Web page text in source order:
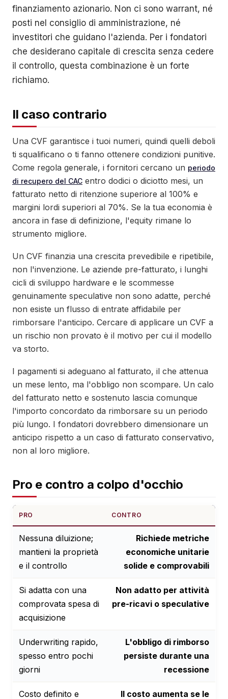
finanziamento azionario. Non ci sono warrant, né
posti nel consiglio di amministrazione, né
investitori che guidano l'azienda. Per i fondatori
che desiderano capitale di crescita senza cedere
il controllo, questa combinazione è un forte
richiamo.
Il caso contrario
Una CVF garantisce i tuoi numeri, quindi quelli deboli
ti squalificano o ti fanno ottenere condizioni punitive.
Come regola generale, i fornitori cercano un periodo
di recupero del CAC entro dodici o diciotto mesi, un
fatturato netto di ritenzione superiore al 100% e
margini lordi superiori al 70%. Se la tua economia è
ancora in fase di definizione, l'equity rimane lo
strumento migliore.
Un CVF finanzia una crescita prevedibile e ripetibile,
non l'invenzione. Le aziende pre-fatturato, i lunghi
cicli di sviluppo hardware e le scommesse
genuinamente speculative non sono adatte, perché
non esiste un flusso di entrate affidabile per
rimborsare l'anticipo. Cercare di applicare un CVF a
un rischio non provato è il motivo per cui il modello
va storto.
I pagamenti si adeguano al fatturato, il che attenua
un mese lento, ma l'obbligo non scompare. Un calo
del fatturato netto e sostenuto lascia comunque
l'importo concordato da rimborsare su un periodo
più lungo. I fondatori dovrebbero dimensionare un
anticipo rispetto a un caso di fatturato conservativo,
non al loro migliore.
Pro e contro a colpo d'occhio
PRO CONTRO
Nessuna diluizione;
mantieni la proprietà
e il controllo
Richiede metriche
economiche unitarie
solide e comprovabili
Si adatta con una
comprovata spesa di
acquisizione
Non adatto per attività
pre-ricavi o speculative
Underwriting rapido,
spesso entro pochi
giorni
L'obbligo di rimborso
persiste durante una
recessione
Costo definito e Il costo aumenta se le